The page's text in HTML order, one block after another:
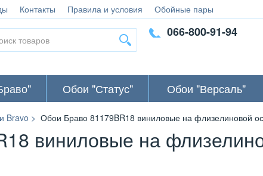
Контакты Правила и условия Обойные пары
066-800-91-94
Обои "Статус" Обои "Версаль"
Bravo Обои Браво 81179BR18 виниловые на флизелиновой
виниловые на